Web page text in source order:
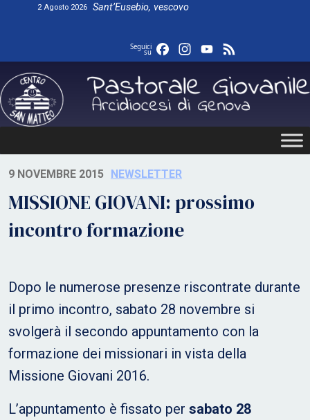
2 Agosto 2026 Sant’Eusebio, vescovo
Seguici
su FacebookInstagram
YouTube
9 NOVEMBRE 2015 NEWSLETTER
MISSIONE GIOVANI: prossimo
incontro formazione
Dopo le numerose presenze riscontrate durante
il primo incontro, sabato 28 novembre si
svolgerà il secondo appuntamento con la
formazione dei missionari in vista della
Missione Giovani 2016.
L’appuntamento è fissato per sabato 28